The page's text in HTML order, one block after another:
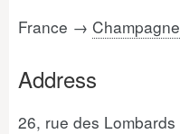
France → Champagne
Address
26, rue des Lombards